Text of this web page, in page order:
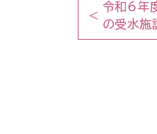
令和6年
の受水施